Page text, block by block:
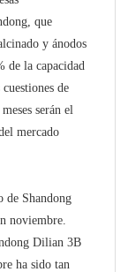
que
y ánodos
de la capacidad
de
serán el
mercado
de Shandong
noviembre.
Dilian 3B
ha sido tan